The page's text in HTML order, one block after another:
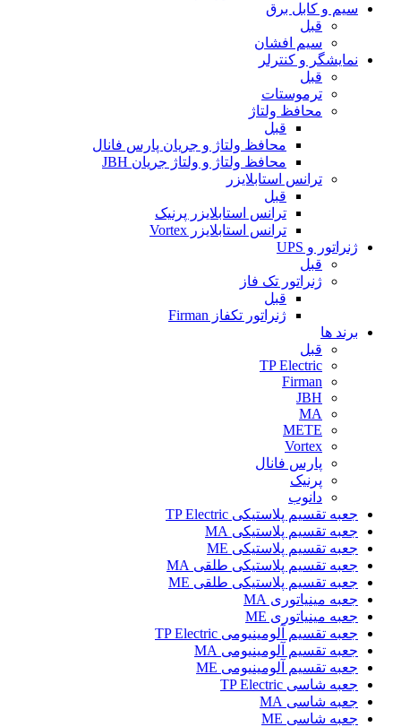
سیم و کابل برق
قبل
سیم افشان
نمایشگر و کنترلر
قبل
ترموستات
محافظ ولتاژ
قبل
محافظ ولتاژ و جریان پارس فانال
محافظ ولتاژ و ولتاژ جریان JBH
ترانس استابلایزر
قبل
ترانس استابلایزر پرنیک
ترانس استابلایزر Vortex
ژنراتور و UPS
قبل
ژنراتور تک فاز
قبل
ژنراتور تکفاز Firman
برند ها
قبل
TP Electric
Firman
JBH
MA
METE
Vortex
پارس فانال
پرنیک
دانوب
جعبه تقسیم پلاستیکی TP Electric
جعبه تقسیم پلاستیکی MA
جعبه تقسیم پلاستیکی ME
جعبه تقسیم پلاستیکی طلقی MA
جعبه تقسیم پلاستیکی طلقی ME
جعبه مینیاتوری MA
جعبه مینیاتوری ME
جعبه تقسیم آلومینیومی TP Electric
جعبه تقسیم آلومینیومی MA
جعبه تقسیم آلومینیومی ME
جعبه شاسی TP Electric
جعبه شاسی MA
جعبه شاسی ME